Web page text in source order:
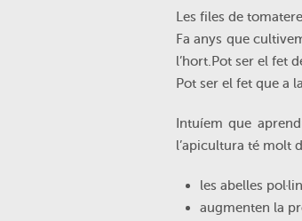
Les files de
Fa anys que
l’hort.Pot ser el fet
Pot ser el fet que a
Intuíem que
l’apicultura té molt
les abelles
augmenten la